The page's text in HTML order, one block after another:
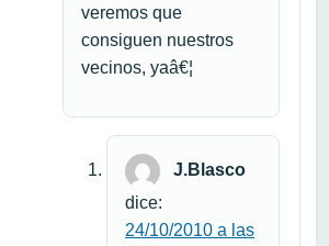
veremos que
consiguen nuestros
vecinos, yaâ€¦
J.Blasco
dice:
24/10/2010 a las